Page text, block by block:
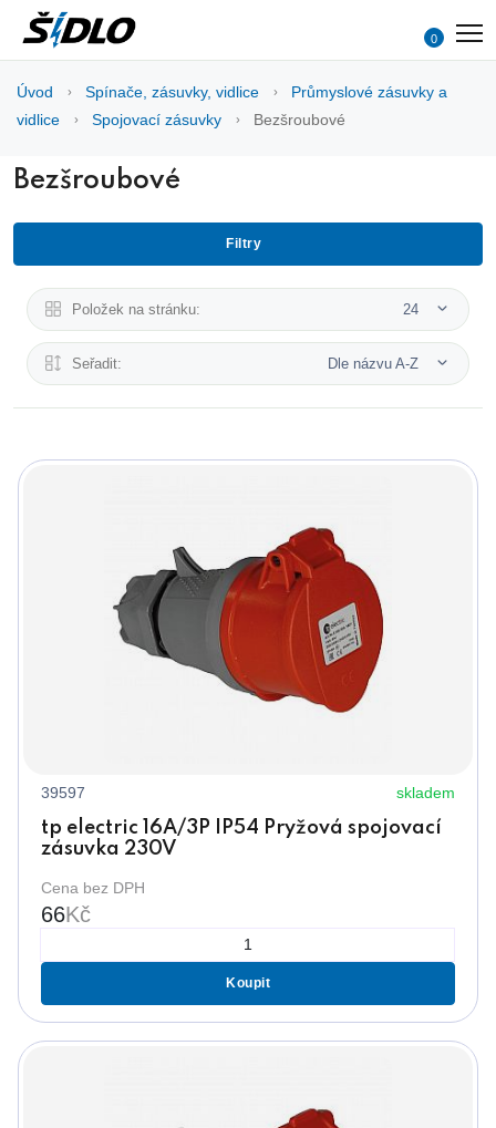
0
Úvod Spínače, zásuvky, vidlice
Průmyslové zásuvky a
vidlice
Spojovací zásuvky Bezšroubové
Bezšroubové
Filtry
Položek na stránku: 24
Seřadit: Dle názvu A-Z
39597 skladem
tp electric 16A/3P IP54 Pryžová spojovací
zásuvka 230V
Cena bez DPH
66Kč
Koupit